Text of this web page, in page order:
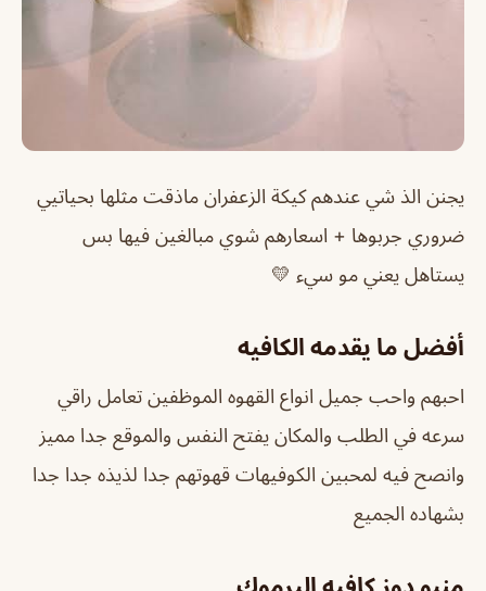
يجنن الذ شي عندهم كيكة الزعفران ماذقت مثلها بحياتيي
ضروري جربوها + اسعارهم شوي مبالغين فيها بس
يستاهل يعني مو سيء 💛
أفضل ما يقدمه الكافيه
احبهم واحب جميل انواع القهوه الموظفين تعامل راقي
سرعه في الطلب والمكان يفتح النفس والموقع جدا مميز
وانصح فيه لمحبين الكوفيهات قهوتهم جدا لذيذه جدا جدا
بشهاده الجميع
منيو دوز كافيه اليرموك